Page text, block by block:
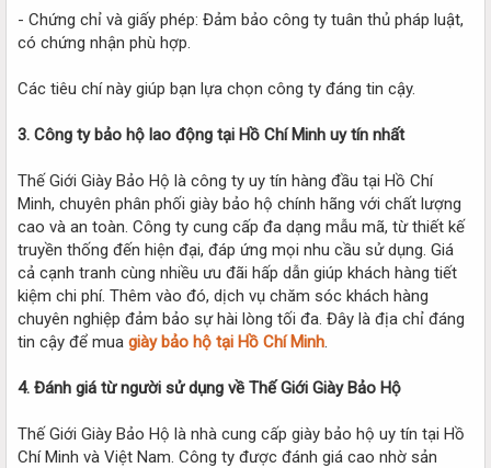
- Chứng chỉ và giấy phép: Đảm bảo công ty tuân thủ pháp luật,
có chứng nhận phù hợp.
Các tiêu chí này giúp bạn lựa chọn công ty đáng tin cậy.
3. Công ty bảo hộ lao động tại Hồ Chí Minh uy tín nhất
Thế Giới Giày Bảo Hộ là công ty uy tín hàng đầu tại Hồ Chí
Minh, chuyên phân phối giày bảo hộ chính hãng với chất lượng
cao và an toàn. Công ty cung cấp đa dạng mẫu mã, từ thiết kế
truyền thống đến hiện đại, đáp ứng mọi nhu cầu sử dụng. Giá
cả cạnh tranh cùng nhiều ưu đãi hấp dẫn giúp khách hàng tiết
kiệm chi phí. Thêm vào đó, dịch vụ chăm sóc khách hàng
chuyên nghiệp đảm bảo sự hài lòng tối đa. Đây là địa chỉ đáng
tin cậy để mua giày bảo hộ tại Hồ Chí Minh
4. Đánh giá từ người sử dụng về Thế Giới Giày Bảo Hộ
Thế Giới Giày Bảo Hộ là nhà cung cấp giày bảo hộ uy tín tại Hồ
Chí Minh và Việt Nam. Công ty được đánh giá cao nhờ sản